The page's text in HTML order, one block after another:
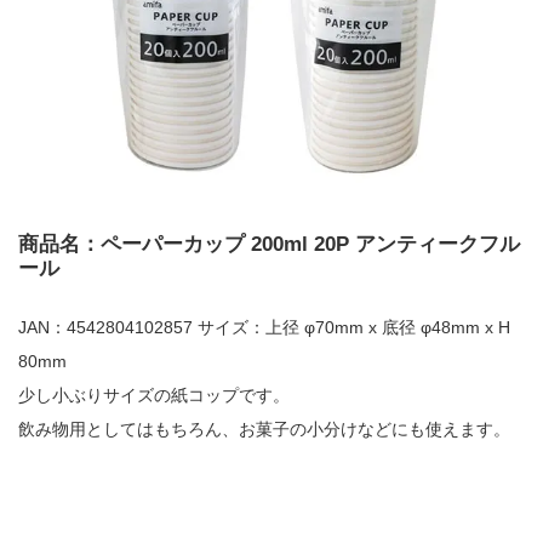
商品名：ペーパーカップ 200ml 20P アンティークフル
ール
JAN：4542804102857 サイズ：上径 φ70mm x 底径 φ48mm x H
80mm
少し小ぶりサイズの紙コップです。
飲み物用としてはもちろん、お菓子の小分けなどにも使えます。